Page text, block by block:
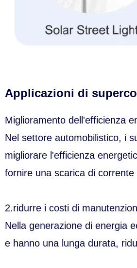
Applicazioni di
Miglioramento dell'efficienza
Nel settore automobilistico, i
migliorare l'efficienza
fornire una scarica di
2.ridurre i costi di
Nella generazione di energia
e hanno una lunga durata,